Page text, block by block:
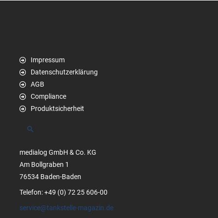
Impressum
Datenschutzerklärung
AGB
Compliance
Produktsicherheit
Suchen
medialog GmbH & Co. KG
Am Bollgraben 1
76534 Baden-Baden
Telefon: +49 (0) 72 25 606-00
service@tankstelle-magazin.de